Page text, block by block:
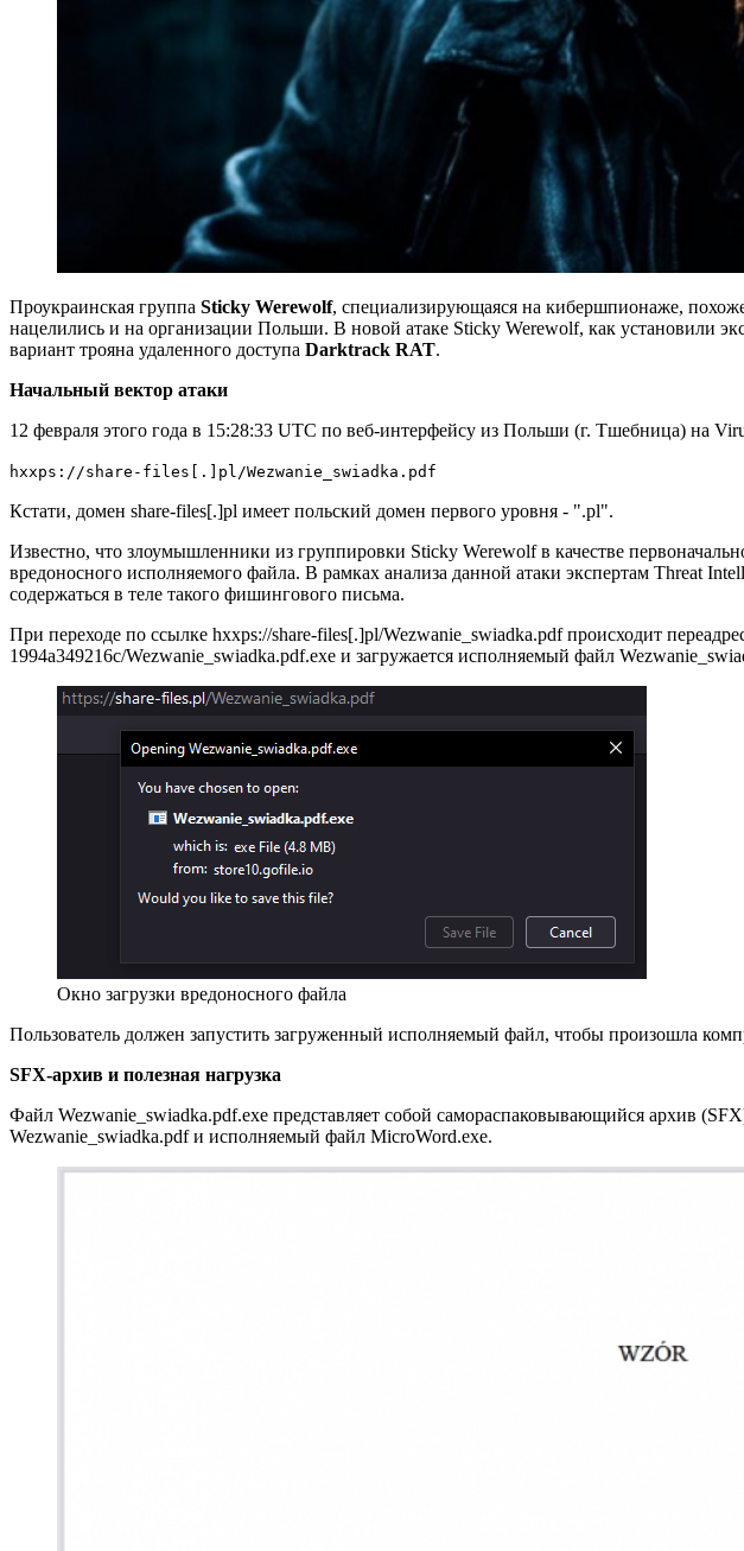
Проукраинская группа Sticky Werewolf, специализирующаяся на кибершпионаже,
нацелились и на организации Польши. В новой атаке Sticky Werewolf, как установили
вариант трояна удаленного доступа Darktrack RAT.
Начальный вектор атаки
12 февраля этого года в 15:28:33 UTC по веб-интерфейсу из Польши (г. Тшебница) на
hxxps://share-files[.]pl/Wezwanie_swiadka.pdf
Кстати, домен share-files[.]pl имеет польский домен первого уровня - ".pl".
Известно, что злоумышленники из группировки Sticky Werewolf в качестве
вредоносного исполняемого файла. В рамках анализа данной атаки экспертам Threat
содержаться в теле такого фишингового письма.
При переходе по ссылке hxxps://share-files[.]pl/Wezwanie_swiadka.pdf происходит
1994a349216c/Wezwanie_swiadka.pdf.exe и загружается исполняемый файл
Окно загрузки вредоносного файла
Пользователь должен запустить загруженный исполняемый файл, чтобы произошла
SFX-архив и полезная нагрузка
Файл Wezwanie_swiadka.pdf.exe представляет собой самораспаковывающийся архив
Wezwanie_swiadka.pdf и исполняемый файл MicroWord.exe.